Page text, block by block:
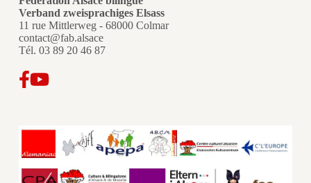
Verband zweisprachiges Elsass
11 rue Mittlerweg - 68000 Colmar
contact@fab.alsace
Tél. 03 89 20 46 87